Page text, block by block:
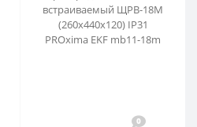
0